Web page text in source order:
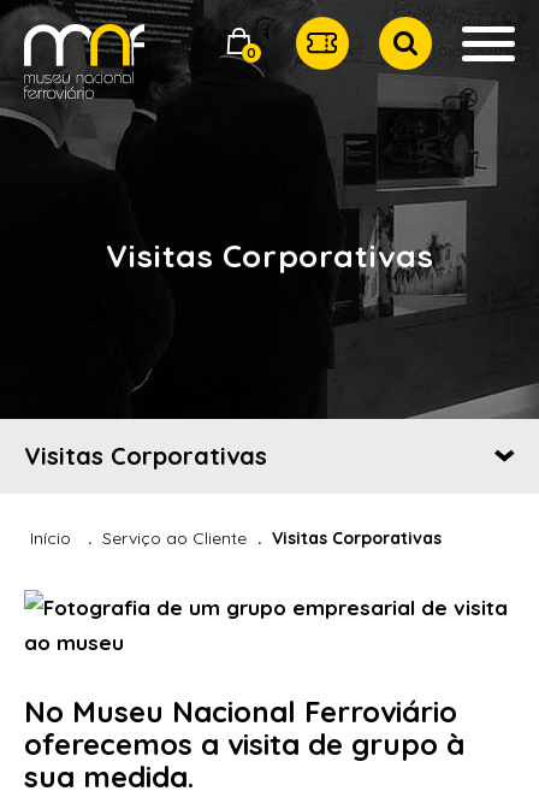
0
Visitas Corporativas
Visitas Corporativas
Início Serviço ao Cliente Visitas Corporativas
No Museu Nacional Ferroviário
oferecemos a visita de grupo à
sua medida.